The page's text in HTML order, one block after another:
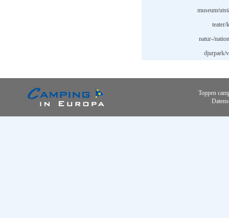
museum/
teater/
natur-/
djurpark/
Toppen